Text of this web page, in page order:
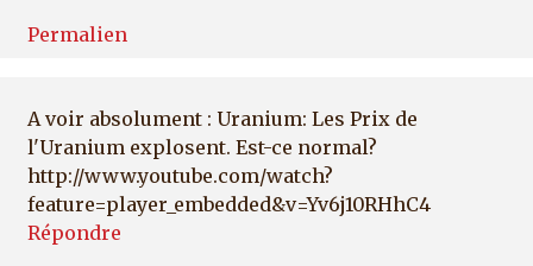
Permalien
A voir absolument : Uranium: Les Prix de
l'Uranium explosent. Est-ce normal?
http://www.youtube.com/watch?
feature=player_embedded&v=Yv6j10RHhC4
Répondre